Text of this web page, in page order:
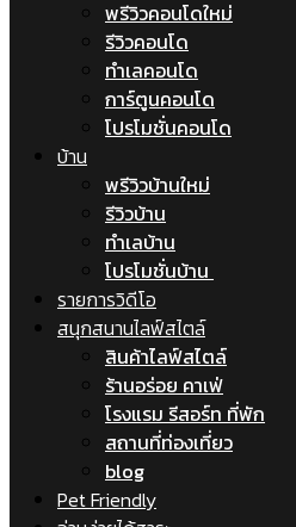
พรีวิวคอนโดใหม่
รีวิวคอนโด
ทำเลคอนโด
การ์ตูนคอนโด
โปรโมชั่นคอนโด
บ้าน
พรีวิวบ้านใหม่
รีวิวบ้าน
ทำเลบ้าน
โปรโมชั่นบ้าน
รายการวิดีโอ
สนุกสนานไลฟ์สไตล์
สินค้าไลฟ์สไตล์
ร้านอร่อย คาเฟ่
โรงแรม รีสอร์ท ที่พัก
สถานที่ท่องเที่ยว
blog
Pet Friendly